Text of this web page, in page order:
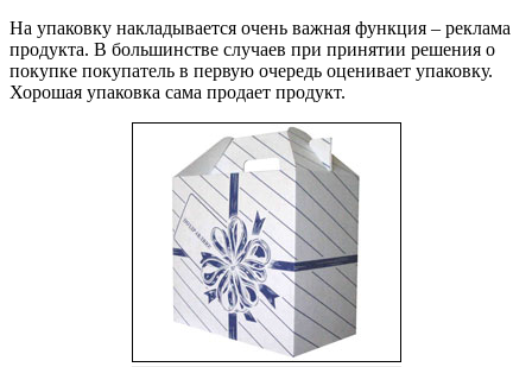
На упаковку накладывается очень важная функция – реклама
продукта. В большинстве случаев при принятии решения о
покупке покупатель в первую очередь оценивает упаковку.
Хорошая упаковка сама продает продукт.